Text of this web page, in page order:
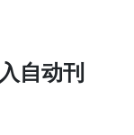
自动刊